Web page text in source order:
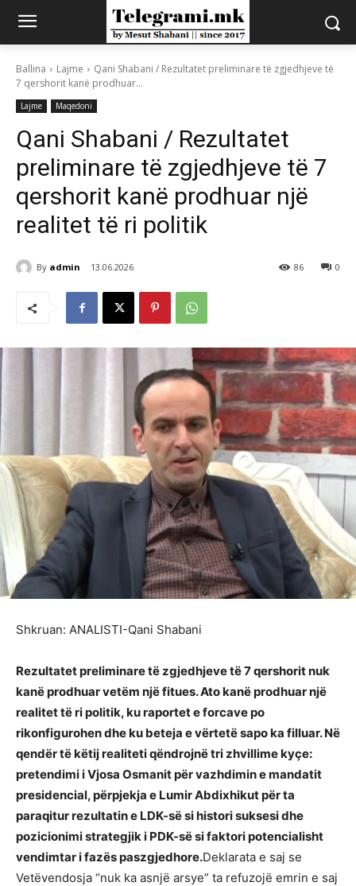
Ballina Lajme
Qani Shabani / Rezultatet preliminare të zgjedhjeve të
7 qershorit kanë prodhuar...
Lajme Maqedoni
Qani Shabani / Rezultatet
preliminare të zgjedhjeve të 7
qershorit kanë prodhuar një
realitet të ri politik
By admin 13.06.2026 0
86
Shkruan: ANALISTI-Qani Shabani
Rezultatet preliminare të zgjedhjeve të 7 qershorit nuk
kanë prodhuar vetëm një fitues. Ato kanë prodhuar një
realitet të ri politik, ku raportet e forcave po
rikonfigurohen dhe ku beteja e vërtetë sapo ka filluar. Në
qendër të këtij realiteti qëndrojnë tri zhvillime kyçe:
pretendimi i Vjosa Osmanit për vazhdimin e mandatit
presidencial, përpjekja e Lumir Abdixhikut për ta
paraqitur rezultatin e LDK-së si histori suksesi dhe
pozicionimi strategjik i PDK-së si faktori potencialisht
vendimtar i fazës paszgjedhore.Deklarata e saj se
Vetëvendosja “nuk ka asnjë arsye” ta refuzojë emrin e saj